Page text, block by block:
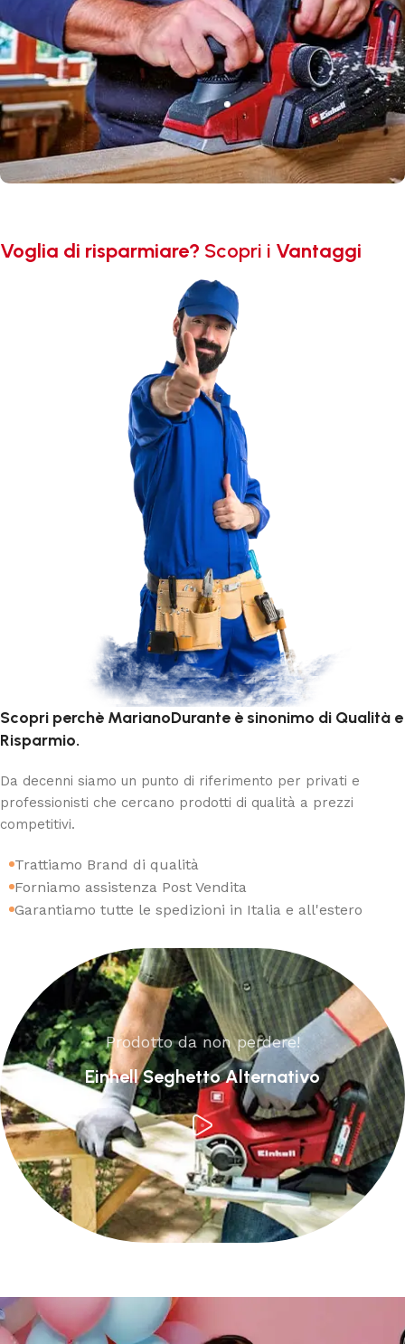
Voglia di risparmiare? Scopri i Vantaggi
Scopri perchè MarianoDurante è sinonimo di Qualità e
Risparmio.
Da decenni siamo un punto di riferimento per privati e
professionisti che cercano prodotti di qualità a prezzi
competitivi.
Trattiamo Brand di qualità
Forniamo assistenza Post Vendita
Garantiamo tutte le spedizioni in Italia e all'estero
Prodotto da non perdere!
Einhell Seghetto Alternativo